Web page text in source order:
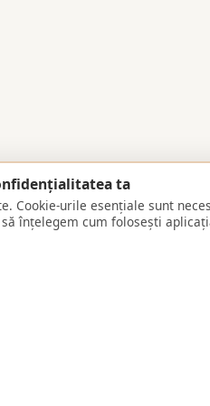
ta
Cookie-urile esențiale sunt
înțelegem cum folosești